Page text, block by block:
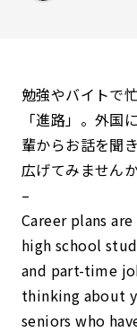
勉強やバイトで
「進路」。外国
輩からお話を聞
広げてみません
–
Career plans
high school
and part-time
thinking about
seniors who